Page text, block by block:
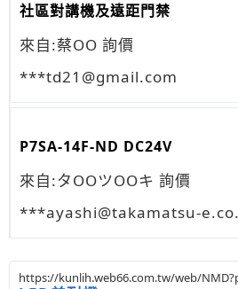
社區對講機及遠距門禁
來自:蔡OO 詢價
***td21@gmail.com
P7SA-14F-ND DC24V
來自:タOOツOOキ 詢價
***ayashi@takamatsu-
https://kunlih.web66.com.tw/web/